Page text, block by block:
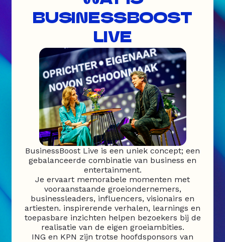
BUSINESSBOOST
LIVE
BusinessBoost Live is een uniek concept; een
gebalanceerde combinatie van business en
entertainment.
Je ervaart memorabele momenten met
vooraanstaande groeiondernemers,
businessleaders, influencers, visionairs en
artiesten. inspirerende verhalen, learnings en
toepasbare inzichten helpen bezoekers bij de
realisatie van de eigen groeiambities.
ING en KPN zijn trotse hoofdsponsors van